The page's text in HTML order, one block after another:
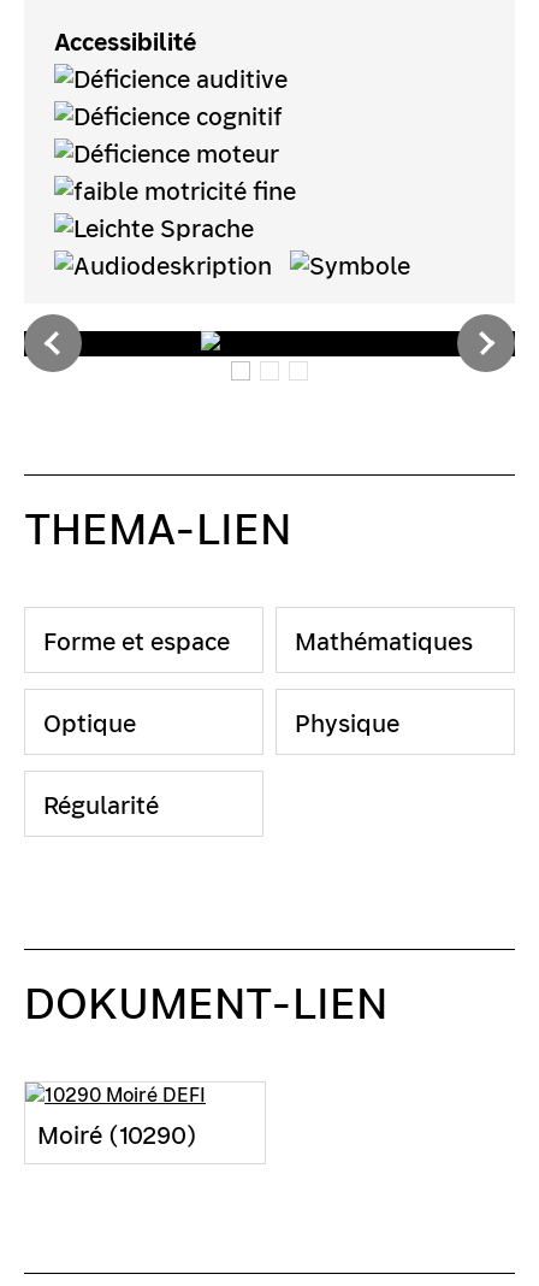
Accessibilité
THEMA-LIEN
Forme et espace Mathématiques
Optique Physique
Régularité
DOKUMENT-LIEN
Moiré (10290)